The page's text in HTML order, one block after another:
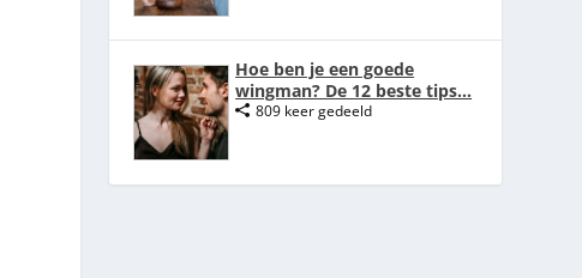
Hoe ben je een goede
wingman? De 12 beste tips...
809 keer gedeeld